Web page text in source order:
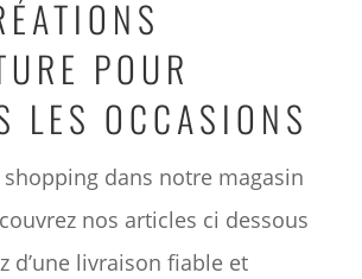
POUR
LES OCCASIONS
shopping dans notre magasin
nos articles ci dessous
d’une livraison fiable et